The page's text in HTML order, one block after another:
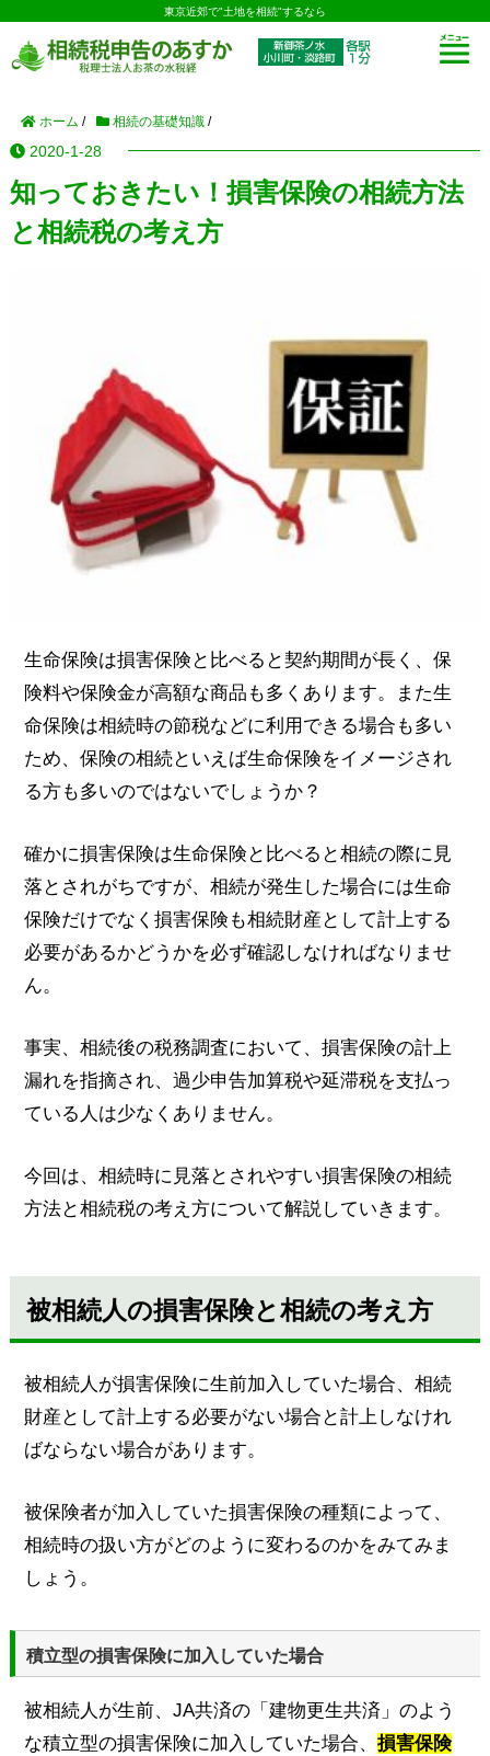
東京近郊で"土地を相続"するなら
ホーム / 相続の基礎知識/
2020-1-28
知っておきたい！損害保険の相続方法
と相続税の考え方
生命保険は損害保険と比べると契約期間が長く、保
険料や保険金が高額な商品も多くあります。また生
命保険は相続時の節税などに利用できる場合も多い
ため、保険の相続といえば生命保険をイメージされ
る方も多いのではないでしょうか？
確かに損害保険は生命保険と比べると相続の際に見
落とされがちですが、相続が発生した場合には生命
保険だけでなく損害保険も相続財産として計上する
必要があるかどうかを必ず確認しなければなりませ
ん。
事実、相続後の税務調査において、損害保険の計上
漏れを指摘され、過少申告加算税や延滞税を支払っ
ている人は少なくありません。
今回は、相続時に見落とされやすい損害保険の相続
方法と相続税の考え方について解説していきます。
被相続人の損害保険と相続の考え方
被相続人が損害保険に生前加入していた場合、相続
財産として計上する必要がない場合と計上しなけれ
ばならない場合があります。
被保険者が加入していた損害保険の種類によって、
相続時の扱い方がどのように変わるのかをみてみま
しょう。
積立型の損害保険に加入していた場合
被相続人が生前、JA共済の「建物更生共済」のよう
な積立型の損害保険に加入していた場合、 損害保険